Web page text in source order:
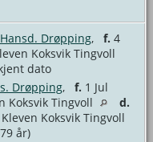
Drøpping, f. 4
Koksvik Tingvoll
dato
Drøpping, f. 1 Jul
Koksvik Tingvoll
d.
Koksvik Tingvoll
år)